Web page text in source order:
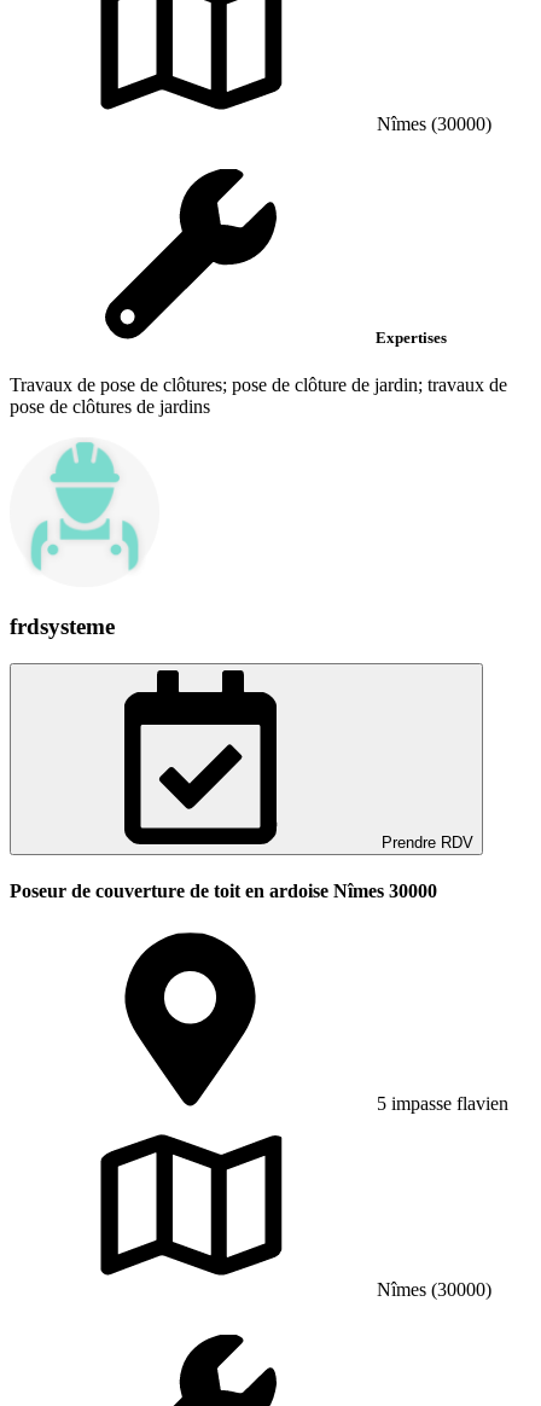
Nîmes (30000)
Expertises
Travaux de pose de clôtures; pose de clôture de jardin; travaux de
pose de clôtures de jardins
frdsysteme
Prendre RDV
Poseur de couverture de toit en ardoise Nîmes 30000
5 impasse flavien
Nîmes (30000)